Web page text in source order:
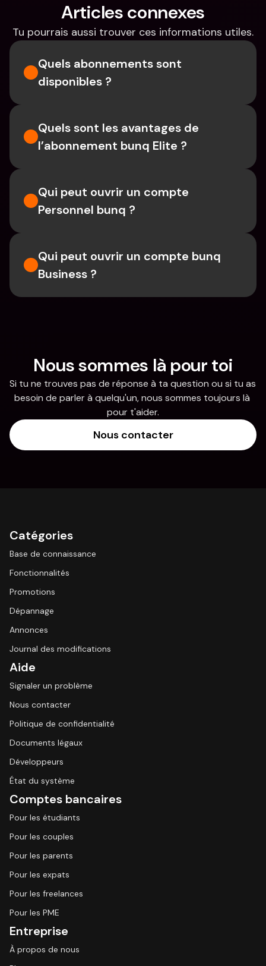
Articles connexes
Tu pourrais aussi trouver ces informations utiles.
Quels abonnements sont
disponibles ?
Quels sont les avantages de
l’abonnement bunq Elite ?
Qui peut ouvrir un compte
Personnel bunq ?
Qui peut ouvrir un compte bunq
Business ?
Nous sommes là pour toi
Si tu ne trouves pas de réponse à ta question ou si tu as
besoin de parler à quelqu'un, nous sommes toujours là
pour t'aider.
Nous contacter
Catégories
Base de connaissance
Fonctionnalités
Promotions
Dépannage
Annonces
Journal des modifications
Aide
Signaler un problème
Nous contacter
Politique de confidentialité
Documents légaux
Développeurs
État du système
Comptes bancaires
Pour les étudiants
Pour les couples
Pour les parents
Pour les expats
Pour les freelances
Pour les PME
Entreprise
À propos de nous